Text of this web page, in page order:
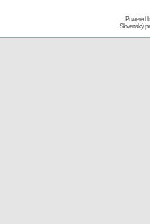
Powered
Slovenský